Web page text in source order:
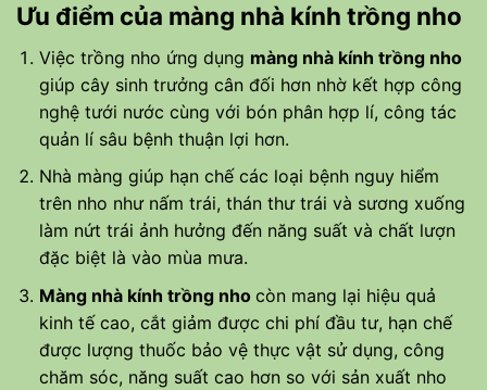
Ưu điểm của màng nhà kính trồng nho
Việc trồng nho ứng dụng màng nhà kính trồng nho
giúp cây sinh trưởng cân đối hơn nhờ kết hợp công
nghệ tưới nước cùng với bón phân hợp lí, công tác
quản lí sâu bệnh thuận lợi hơn.
Nhà màng giúp hạn chế các loại bệnh nguy hiểm
trên nho như nấm trái, thán thư trái và sương xuống
làm nứt trái ảnh hưởng đến năng suất và chất lượn
đặc biệt là vào mùa mưa.
Màng nhà kính trồng nho còn mang lại hiệu quả
kinh tế cao, cắt giảm được chi phí đầu tư, hạn chế
được lượng thuốc bảo vệ thực vật sử dụng, công
chăm sóc, năng suất cao hơn so với sản xuất nho